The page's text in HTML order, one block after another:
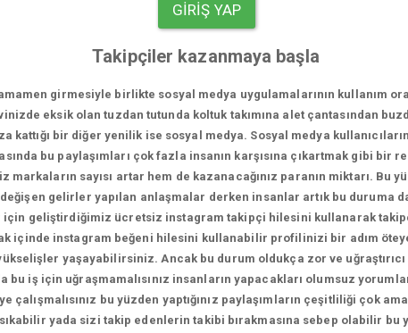
GIRIŞ YAP
Takipçiler kazanmaya başla
girmesiyle birlikte sosyal medya uygulamalarının kullanım
eksik olan tuzdan tutunda koltuk takımına alet çantasından
kattığı bir diğer yenilik ise sosyal medya. Sosyal medya
bu paylaşımları çok fazla insanın karşısına çıkartmak gibi
sayısı artar hem de kazanacağınız paranın miktarı. Bu
değişen gelirler yapılan anlaşmalar derken insanlar artık bu
geliştirdiğimiz ücretsiz instagram takipçi hilesini kullanarak takipçi
içinde instagram beğeni hilesini kullanabilir profilinizi bir adım
yaşayabilirsiniz. Ancak bu durum oldukça zor ve
iş için uğraşmamalısınız insanların yapacakları olumsuz
çalışmalısınız bu yüzden yaptığınız paylaşımların çeşitliliği çok
yada sizi takip edenlerin takibi bırakmasına sebep olabilir bu